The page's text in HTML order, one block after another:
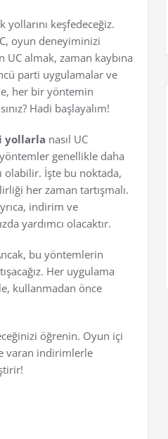
yollarını keşfedeceğiz.
oyun deneyiminizi
almak, zaman kaybına
parti uygulamalar ve
her bir yöntemin
Hadi başlayalım!
yollarla nasıl UC
genellikle daha
olabilir. İşte bu noktada,
her zaman tartışmalı.
indirim ve
yardımcı olacaktır.
bu yöntemlerin
Her uygulama
kullanmadan önce
öğrenin. Oyun içi
varan indirimlerle